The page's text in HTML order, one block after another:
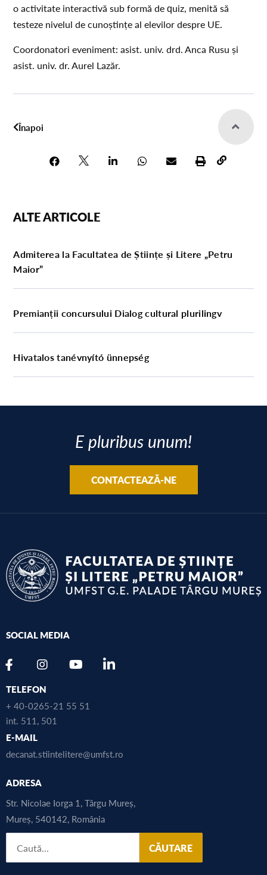
o activitate interactivă sub formă de quiz, menită să
testeze nivelul de cunoștințe al elevilor despre UE.
Coordonatori eveniment: asist. univ. drd. Anca Rusu și
asist. univ. dr. Aurel Lazăr.
Înapoi
ALTE ARTICOLE
Admiterea la Facultatea de Științe și Litere „Petru
Maior”
Premianții concursului Dialog cultural plurilingv
Hivatalos tanévnyító ünnepség
E pluribus unum!
CONTACTEAZĂ-NE
SOCIAL MEDIA
TELEFON
+ 40-0265-21 55 51
int. 511, 501
E-MAIL
decanat.stiintelitere@umfst.ro
ADRESA
Str. Nicolae Iorga 1, Târgu Mureș,
Mureș, 540142, România
CĂUTARE